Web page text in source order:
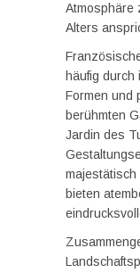
Atmosphäre
Alters
häufig
Formen und
berühmten
Jardin des
majestätisch
bieten